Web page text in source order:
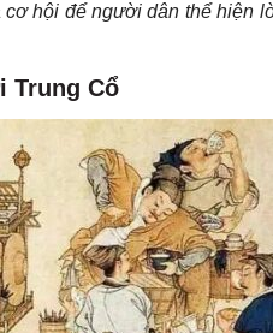
hội để người dân thể hiện
Trung Cổ